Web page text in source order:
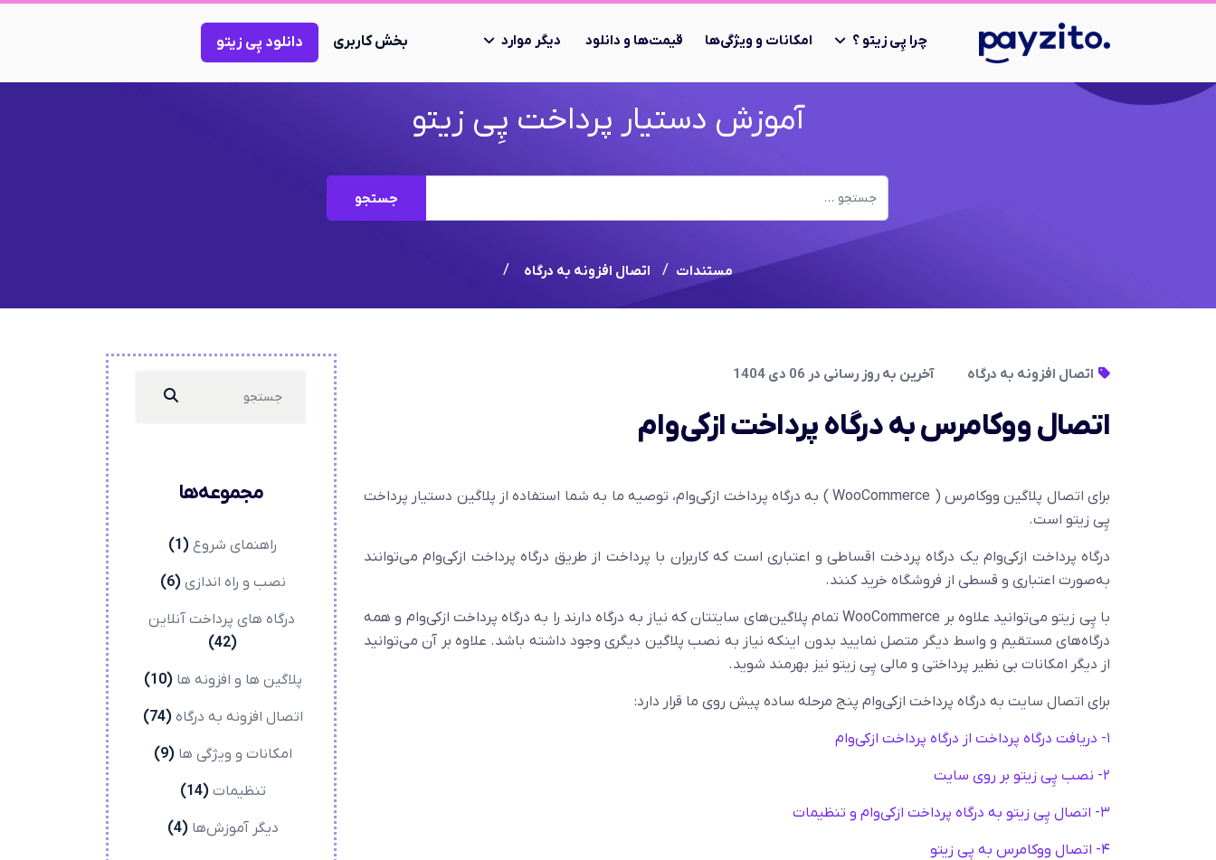
چرا پِی زیتو ؟ امکانات و ویژگی‌ها قیمت‌ها و دانلود دیگر موارد بخش کاربری دانلود پِی زیتو
آموزش دستیار پرداخت پِی زیتو
جستجو
مستندات اتصال افزونه به درگاه
اتصال افزونه به درگاه آخرین به روز رسانی در 06 دی 1404
اتصال ووکامرس به درگاه پرداخت ازکی‌وام
برای اتصال پلاگین ووکامرس ( WooCommerce ) به درگاه پرداخت ازکی‌وام، توصیه ما به شما استفاده از پلاگین دستیار پرداخت
پِی زیتو است.
درگاه پرداخت ازکی‌وام یک درگاه پردخت اقساطی و اعتباری است که کاربران با پرداخت از طریق درگاه پرداخت ازکی‌وام می‌توانند
به‌صورت اعتباری و قسطی از فروشگاه خرید کنند.
با پِی زیتو می‌توانید علاوه بر WooCommerce تمام پلاگین‌های سایتتان که نیاز به درگاه دارند را به درگاه پرداخت ازکی‌وام و همه
درگاه‌های مستقیم و واسط دیگر متصل نمایید بدون اینکه نیاز به نصب پلاگین دیگری وجود داشته باشد. علاوه بر آن می‌توانید
از دیگر امکانات بی نظیر پرداختی و مالی پِی زیتو نیز بهرمند شوید.
برای اتصال سایت به درگاه پرداخت ازکی‌وام پنج مرحله ساده پیش روی ما قرار دارد:
۱- دریافت درگاه پرداخت از درگاه پرداخت ازکی‌وام
۲- نصب پِی زیتو بر روی سایت
۳- اتصال پِی زیتو به درگاه پرداخت ازکی‌وام و تنظیمات
۴- اتصال ووکامرس به پِی زیتو
مجموعه‌ها
راهنمای شروع (1)
نصب و راه اندازی (6)
درگاه های پرداخت آنلاین
(42)
پلاگین ها و افزونه ها (10)
اتصال افزونه به درگاه (74)
امکانات و ویژگی ها (9)
تنظیمات (14)
دیگر آموزش‌ها (4)